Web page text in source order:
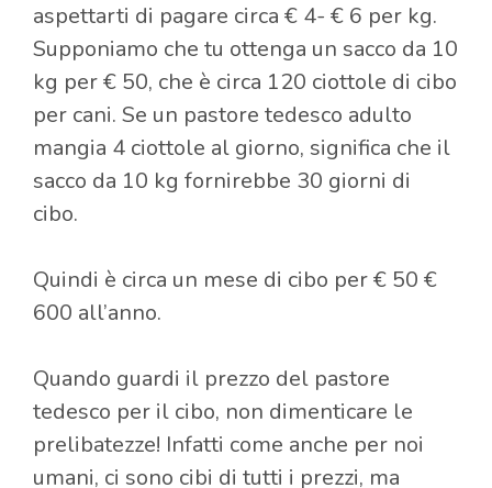
aspettarti di pagare circa € 4- € 6 per kg.
Supponiamo che tu ottenga un sacco da 10
kg per € 50, che è circa 120 ciottole di cibo
per cani. Se un pastore tedesco adulto
mangia 4 ciottole al giorno, significa che il
sacco da 10 kg fornirebbe 30 giorni di
cibo.
Quindi è circa un mese di cibo per € 50 €
600 all’anno.
Quando guardi il prezzo del pastore
tedesco per il cibo, non dimenticare le
prelibatezze! Infatti come anche per noi
umani, ci sono cibi di tutti i prezzi, ma